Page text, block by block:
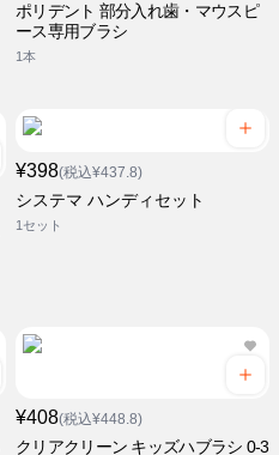
ポリデント 部分入れ歯・マウスピ
ース専用ブラシ
1本
¥398(税込¥437.8)
システマ ハンディセット
1セット
¥408(税込¥448.8)
クリアクリーン キッズハブラシ 0-3